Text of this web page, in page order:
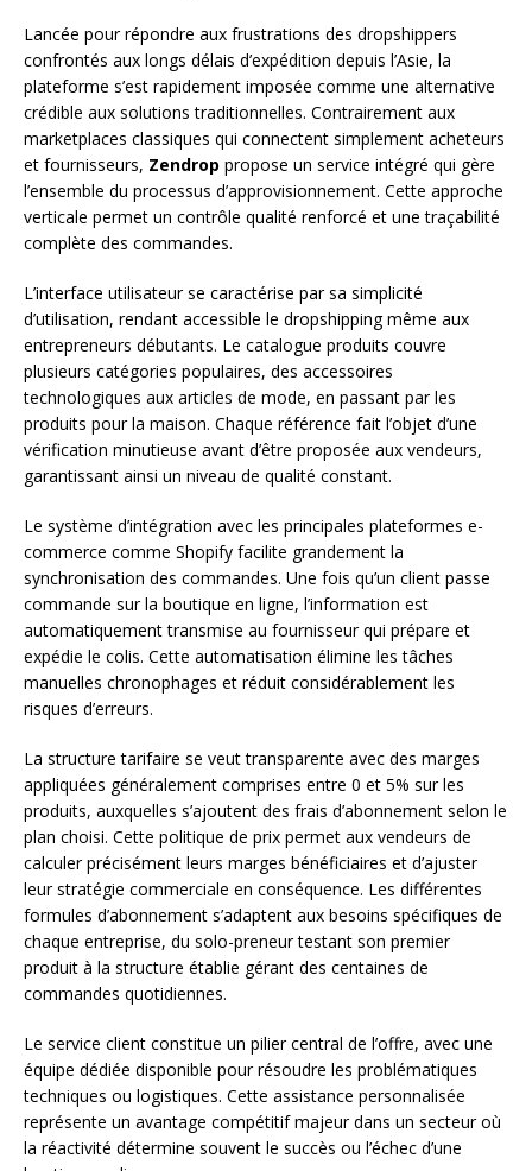
Lancée pour répondre aux frustrations des dropshippers
confrontés aux longs délais d’expédition depuis l’Asie, la
plateforme s’est rapidement imposée comme une alternative
crédible aux solutions traditionnelles. Contrairement aux
marketplaces classiques qui connectent simplement acheteurs
et fournisseurs, Zendrop propose un service intégré qui gère
l’ensemble du processus d’approvisionnement. Cette approche
verticale permet un contrôle qualité renforcé et une traçabilité
complète des commandes.
L’interface utilisateur se caractérise par sa simplicité
d’utilisation, rendant accessible le dropshipping même aux
entrepreneurs débutants. Le catalogue produits couvre
plusieurs catégories populaires, des accessoires
technologiques aux articles de mode, en passant par les
produits pour la maison. Chaque référence fait l’objet d’une
vérification minutieuse avant d’être proposée aux vendeurs,
garantissant ainsi un niveau de qualité constant.
Le système d’intégration avec les principales plateformes e-
commerce comme Shopify facilite grandement la
synchronisation des commandes. Une fois qu’un client passe
commande sur la boutique en ligne, l’information est
automatiquement transmise au fournisseur qui prépare et
expédie le colis. Cette automatisation élimine les tâches
manuelles chronophages et réduit considérablement les
risques d’erreurs.
La structure tarifaire se veut transparente avec des marges
appliquées généralement comprises entre 0 et 5% sur les
produits, auxquelles s’ajoutent des frais d’abonnement selon le
plan choisi. Cette politique de prix permet aux vendeurs de
calculer précisément leurs marges bénéficiaires et d’ajuster
leur stratégie commerciale en conséquence. Les différentes
formules d’abonnement s’adaptent aux besoins spécifiques de
chaque entreprise, du solo-preneur testant son premier
produit à la structure établie gérant des centaines de
commandes quotidiennes.
Le service client constitue un pilier central de l’offre, avec une
équipe dédiée disponible pour résoudre les problématiques
techniques ou logistiques. Cette assistance personnalisée
représente un avantage compétitif majeur dans un secteur où
la réactivité détermine souvent le succès ou l’échec d’une